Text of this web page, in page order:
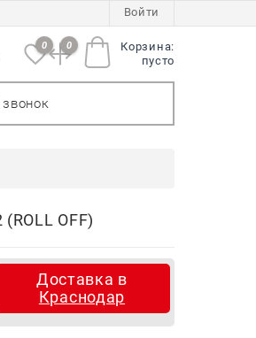
Войти
Корзина:
пусто
0 0
OFF)
Доставка в
Краснодар